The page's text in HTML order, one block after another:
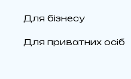
Для бізнесу
Для приватних осіб